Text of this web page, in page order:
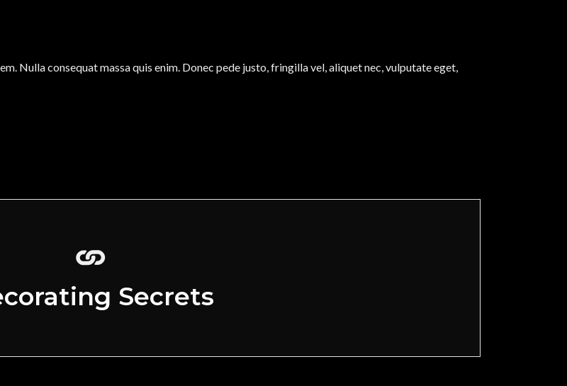
Nulla consequat massa quis enim. Donec pede justo, fringilla vel, aliquet nec, vulputate eget,
Secrets